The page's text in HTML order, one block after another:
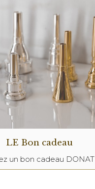
LE Bon cadeau
un bon cadeau DONAT